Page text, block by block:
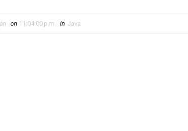
on 11:04:00 p.m. in Java